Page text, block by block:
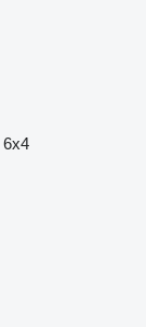
6x4